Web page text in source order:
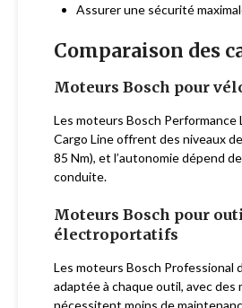
Assurer une sécurité
Comparaison des
Moteurs Bosch pour
Les moteurs Bosch Performance
Cargo Line offrent des niveaux
85 Nm), et l’autonomie dépend
conduite.
Moteurs Bosch pour
électroportatifs
Les moteurs Bosch Professional
adaptée à chaque outil, avec des